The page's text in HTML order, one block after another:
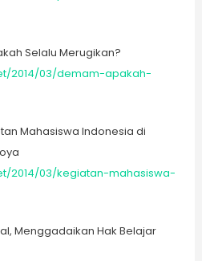
Selalu Merugikan?
2014/03/demam-apakah-
Mahasiswa Indonesia di
2014/03/kegiatan-mahasiswa-
Menggadaikan Hak Belajar